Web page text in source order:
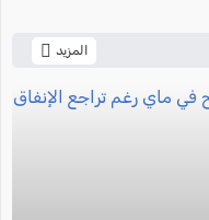
المزيد